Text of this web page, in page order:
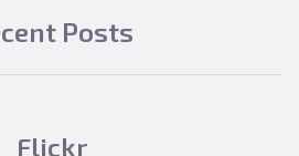
Posts
Flickr